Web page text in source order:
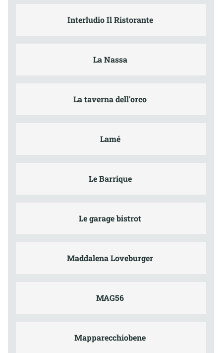
Interludio Il Ristorante
La Nassa
La taverna dell'orco
Lamé
Le Barrique
Le garage bistrot
Maddalena Loveburger
MAG56
Mapparecchiobene